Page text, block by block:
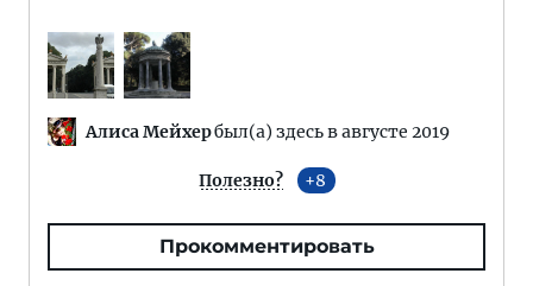
Алиса Мейхербыл(а) здесь в августе 2019
Полезно? 8
Прокомментировать